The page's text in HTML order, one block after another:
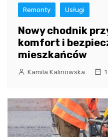
Remonty Usługi
Nowy chodnik
komfort i
mieszkańców
Kamila Kalinowska